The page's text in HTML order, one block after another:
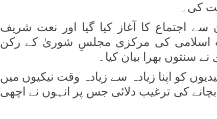
کی۔
اجتماع کا آغاز کیا گیا اور نعت شریف
اسلامی کی مرکزی مجلسِ شوریٰ کے رکن
سنتوں بھرا بیان کیا۔
کو اپنا زیادہ سے زیادہ وقت نیکیوں میں
کی ترغیب دلائی جس پر انہوں نے اچھی